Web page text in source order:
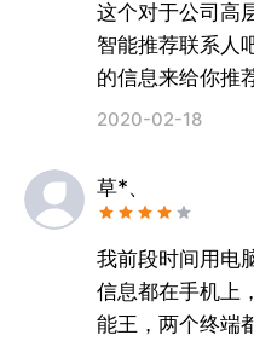
这个对于公司高
智能推荐联系人
的信息来给你推
是一些很重要的
候我们的灵感就
2020-02-18
草*、
我前段时间用电
信息都在手机上
能王，两个终端